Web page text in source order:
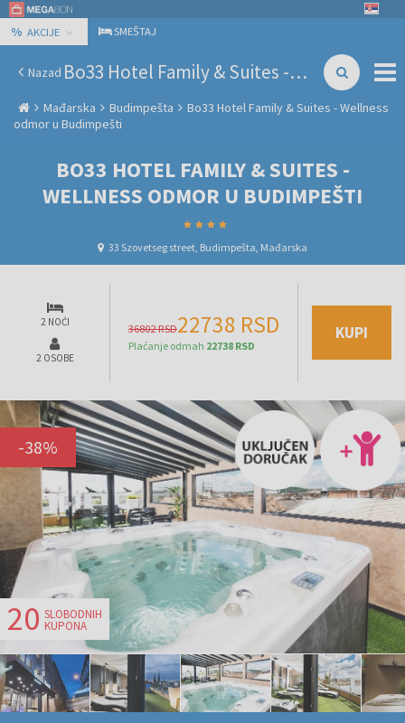
% AKCIJE SMEŠTAJ
Nazad Bo33 Hotel Family & Suites - Wellness odmor u Budimpešti
Mađarska Budimpešta
Bo33 Hotel Family & Suites - Wellness
odmor u Budimpešti
BO33 HOTEL FAMILY & SUITES -
WELLNESS ODMOR U BUDIMPEŠTI
33 Szovetseg street, Budimpešta, Mađarska
2 NOĆI
2 OSOBE
36802 RSD22738 RSD
Plaćanje odmah 22738 RSD
KUPI
-38%
20 SLOBODNIH
KUPONA